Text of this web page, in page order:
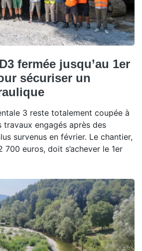
fermée jusqu’au 1er
sécuriser un
3 reste totalement coupée à
travaux engagés après des
survenus en février. Le chantier,
700 euros, doit s’achever le 1er